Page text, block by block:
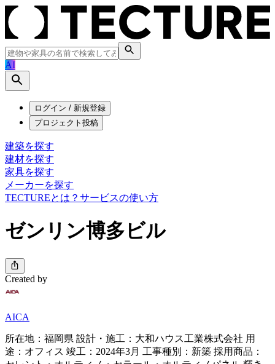
AI
ログイン / 新規登録
プロジェクト投稿
建築を探す
建材を探す
家具を探す
メーカーを探す
TECTUREとは？ サービスの使い方
ゼンリン博多ビル
Created by
AICA
所在地：福岡県 設計・施工：大和ハウス工業株式会社 用
途：オフィス 竣工：2024年3月 工事種別：新築 採用商品：